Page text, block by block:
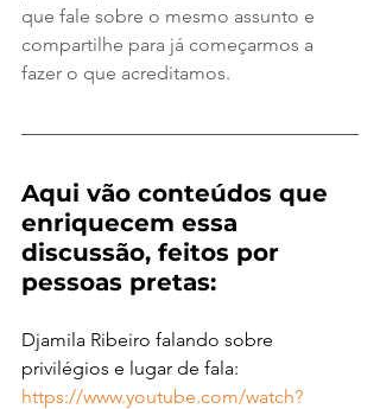
que fale sobre o mesmo assunto e
compartilhe para já começarmos a
fazer o que acreditamos.
Aqui vão conteúdos que
enriquecem essa
discussão, feitos por
pessoas pretas:
Djamila Ribeiro falando sobre
privilégios e lugar de fala:
https://www.youtube.com/watch?